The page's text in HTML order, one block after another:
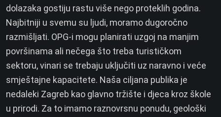
dolazaka gostiju rastu više nego proteklih godina.
Najbitniji u svemu su ljudi, moramo dugoročno
razmišljati. OPG-i mogu planirati uzgoj na manjim
površinama ali nečega što treba turističkom
sektoru, vinari se trebaju uključiti uz naravno i veće
smještajne kapacitete. Naša ciljana publika je
nedaleki Zagreb kao glavno tržište i djeca kroz škole
u prirodi. Za to imamo raznovrsnu ponudu, geološki